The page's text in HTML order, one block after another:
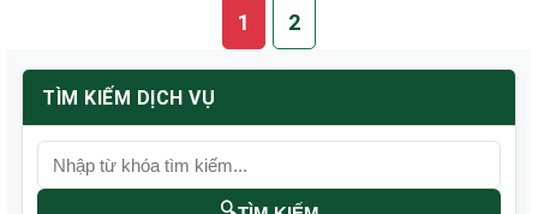
1 2
TÌM KIẾM DỊCH VỤ